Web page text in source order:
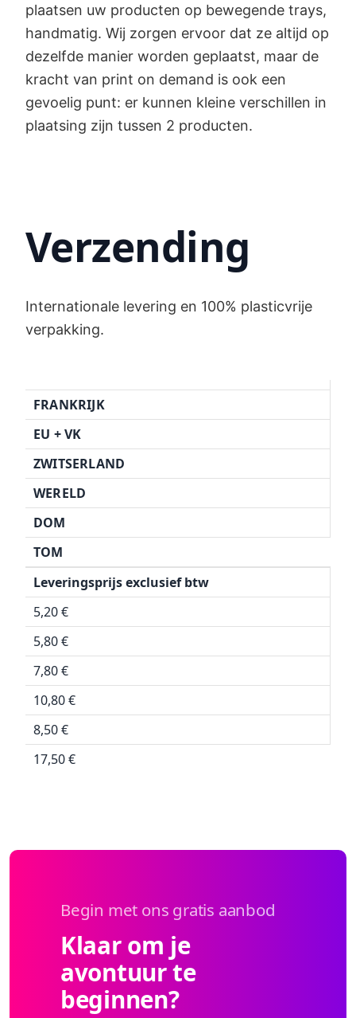
plaatsen uw producten op bewegende trays,
handmatig. Wij zorgen ervoor dat ze altijd op
dezelfde manier worden geplaatst, maar de
kracht van print on demand is ook een
gevoelig punt: er kunnen kleine verschillen in
plaatsing zijn tussen 2 producten.
Verzending
Internationale levering en 100% plasticvrije
verpakking.
FRANKRIJK
EU + VK
ZWITSERLAND
WERELD
DOM
TOM
Leveringsprijs exclusief btw
5,20 €
5,80 €
7,80 €
10,80 €
8,50 €
17,50 €
Begin met ons gratis aanbod
Klaar om je
avontuur te
beginnen?